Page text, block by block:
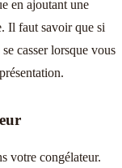
en ajoutant une
Il faut savoir que si
casser lorsque vous
votre congélateur.